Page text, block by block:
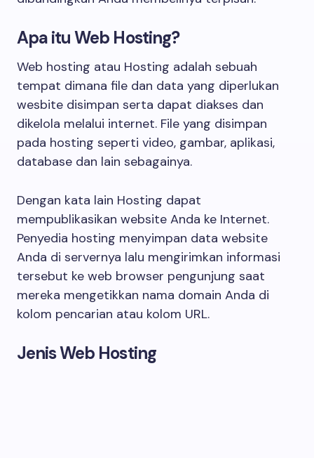
Apa itu Web Hosting?
Web hosting atau Hosting adalah sebuah
tempat dimana file dan data yang diperlukan
wesbite disimpan serta dapat diakses dan
dikelola melalui internet. File yang disimpan
pada hosting seperti video, gambar, aplikasi,
database dan lain sebagainya.
Dengan kata lain Hosting dapat
mempublikasikan website Anda ke Internet.
Penyedia hosting menyimpan data website
Anda di servernya lalu mengirimkan informasi
tersebut ke web browser pengunjung saat
mereka mengetikkan nama domain Anda di
kolom pencarian atau kolom URL.
Jenis Web Hosting